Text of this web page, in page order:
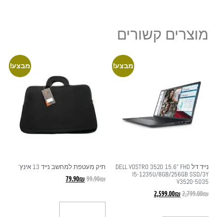
מוצרים קשורים
מבצע!
נייד דל DELL VOSTRO 3520 15.6" FHD
I5-1235U/8GB/256GB SSD/3Y
V3520-5035
2,799.00₪
2,599.00₪
מבצע!
תיק מעטפת למחשב נייד 13 אינץ'
99.90₪
79.90₪